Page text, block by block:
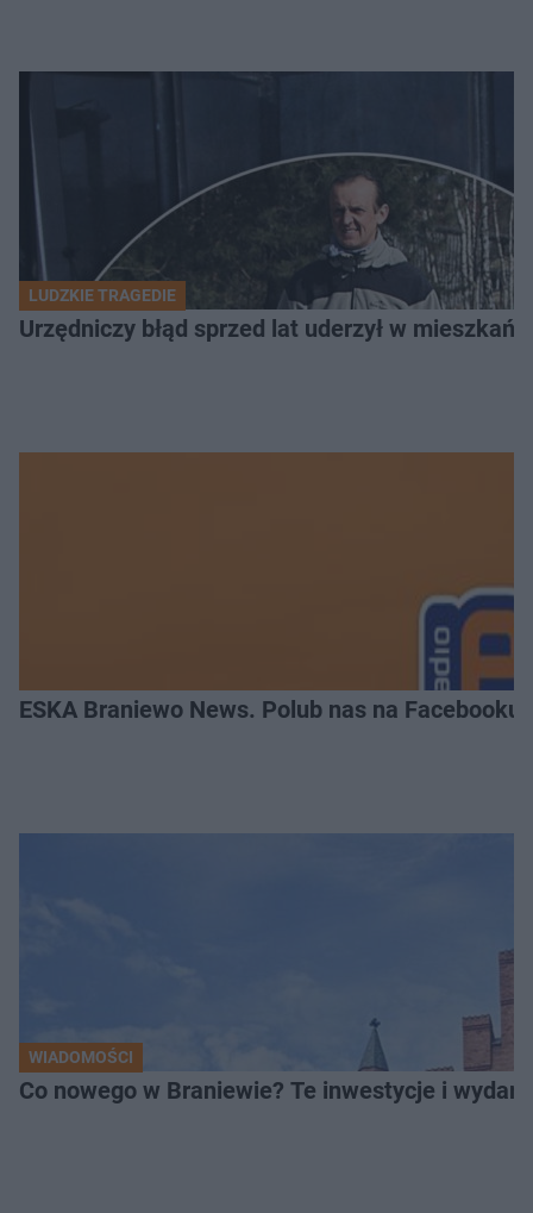
LUDZKIE TRAGEDIE
Urzędniczy błąd sprzed lat uderzył w
ESKA Braniewo News. Polub nas na Facebooku!
WIADOMOŚCI
Co nowego w Braniewie? Te inwestycje i